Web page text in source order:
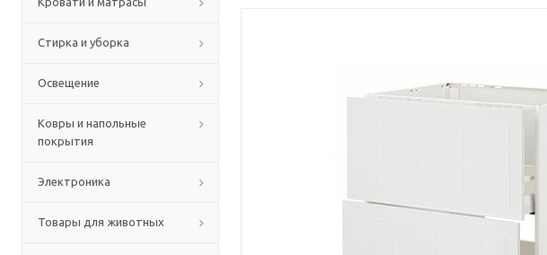
Стирка и уборка
Освещение
Ковры и напольные
покрытия
Электроника
Товары для животных